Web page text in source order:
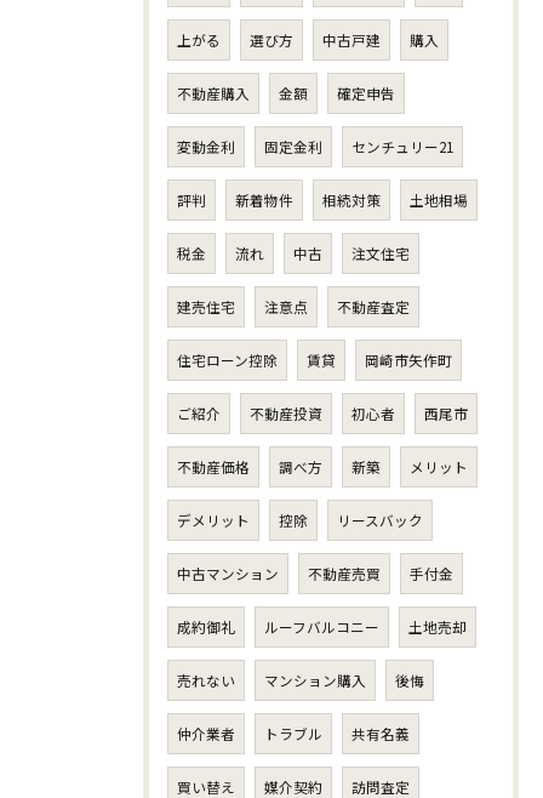
上がる 選び方 中古戸建 購入
不動産購入 金額 確定申告
変動金利 固定金利 センチュリー21
評判 新着物件 相続対策 土地相場
税金 流れ 中古 注文住宅
建売住宅 注意点 不動産査定
住宅ローン控除 賃貸 岡崎市矢作町
ご紹介 不動産投資 初心者 西尾市
不動産価格 調べ方 新築 メリット
デメリット 控除 リースバック
中古マンション 不動産売買 手付金
成約御礼 ルーフバルコニー 土地売却
売れない マンション購入 後悔
仲介業者 トラブル 共有名義
買い替え 媒介契約 訪問査定